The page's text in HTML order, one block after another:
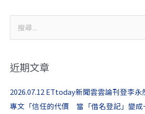
尋
鍵
近期文章
2026.07.12 ETtoday新聞雲雲論刊登李
專文「信任的代價 當「借名登記」變成